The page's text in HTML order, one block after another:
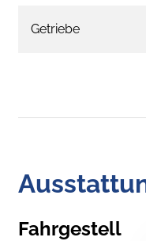
Getriebe
Fahrgestell